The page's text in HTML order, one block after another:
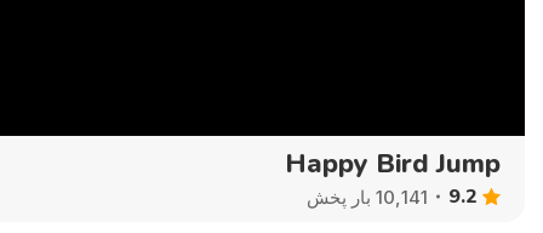
Happy Bird Jump
9.2 10,141 بار پخش